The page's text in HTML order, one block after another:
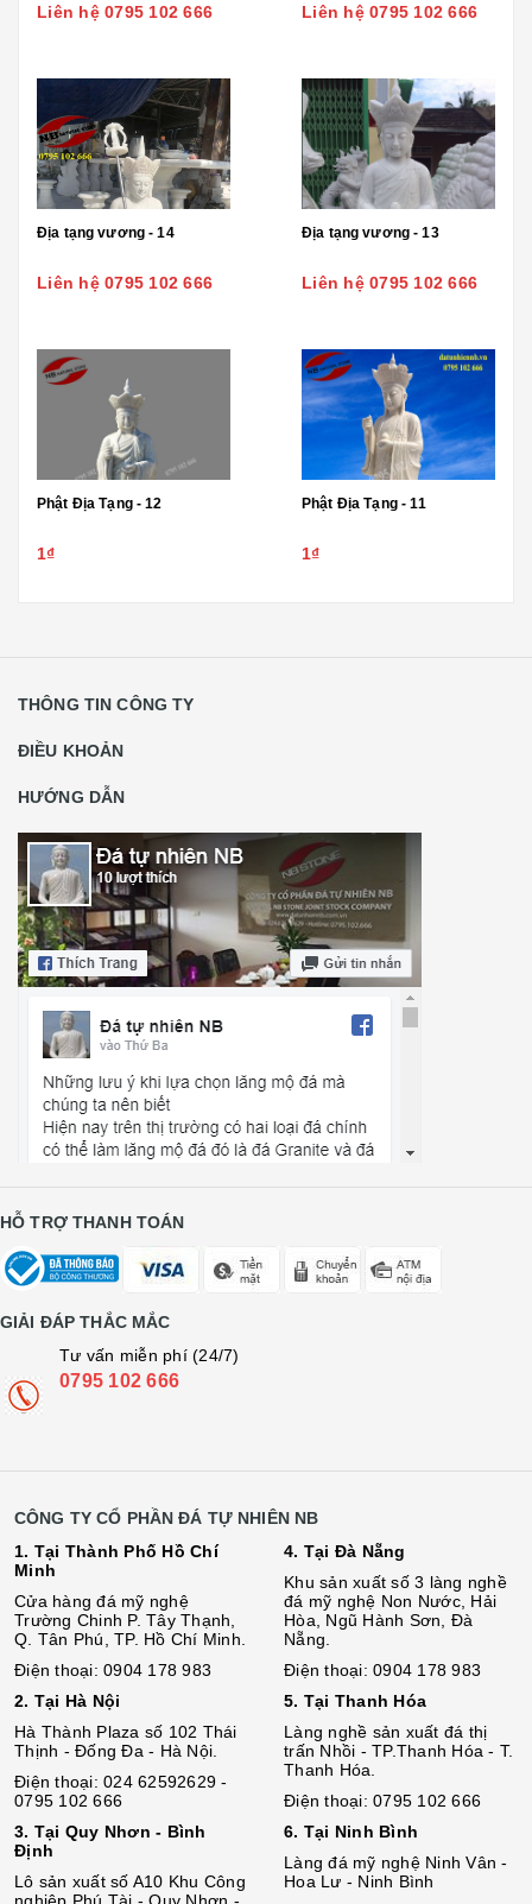
Liên hệ 0795 102 666 Liên hệ 0795 102 666
Địa tạng vương - 14
Liên hệ 0795 102 666
Địa tạng vương - 13
Liên hệ 0795 102 666
Phật Địa Tạng - 12
1₫
Phật Địa Tạng - 11
1₫
THÔNG TIN CÔNG TY
ĐIỀU KHOẢN
HƯỚNG DẪN
HỖ TRỢ THANH TOÁN
GIẢI ĐÁP THẮC MẮC
Tư vấn miễn phí (24/7)
0795 102 666
CÔNG TY CỔ PHẦN ĐÁ TỰ NHIÊN NB
1. Tại Thành Phố Hồ Chí
Minh
Cửa hàng đá mỹ nghệ
Trường Chinh P. Tây Thạnh,
Q. Tân Phú, TP. Hồ Chí Minh.
Điện thoại: 0904 178 983
2. Tại Hà Nội
Hà Thành Plaza số 102 Thái
Thịnh - Đống Đa - Hà Nội.
Điện thoại: 024 62592629 -
0795 102 666
3. Tại Quy Nhơn - Bình
Định
Lô sản xuất số A10 Khu Công
nghiệp Phú Tài - Quy Nhơn -
4. Tại Đà Nẵng
Khu sản xuất số 3 làng nghề
đá mỹ nghệ Non Nước, Hải
Hòa, Ngũ Hành Sơn, Đà
Nẵng.
Điện thoại: 0904 178 983
5. Tại Thanh Hóa
Làng nghề sản xuất đá thị
trấn Nhồi - TP.Thanh Hóa - T.
Thanh Hóa.
Điện thoại: 0795 102 666
6. Tại Ninh Bình
Làng đá mỹ nghệ Ninh Vân -
Hoa Lư - Ninh Bình